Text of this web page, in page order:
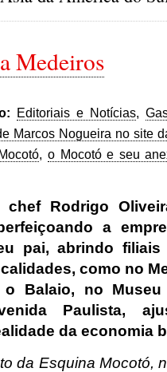
Medeiros
Editoriais e Notícias,
Marcos Nogueira no site
, o Mocotó e seu
chef Rodrigo
a
pai, abrindo filiais
como no
Balaio, no Museu
Paulista,
da economia
da Esquina Mocotó,